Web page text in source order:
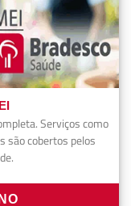
Serviços como
são cobertos pelos